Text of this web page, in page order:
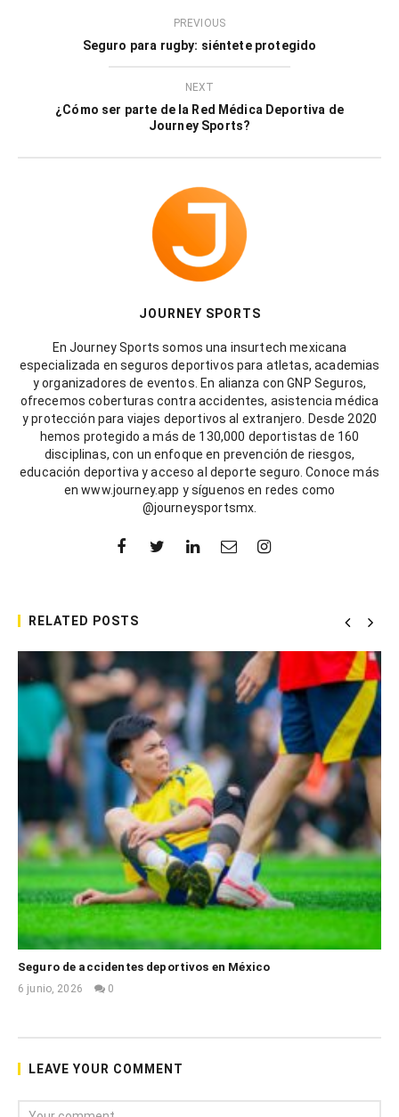
PREVIOUS
Seguro para rugby: siéntete protegido
NEXT
¿Cómo ser parte de la Red Médica Deportiva de
Journey Sports?
JOURNEY SPORTS
En Journey Sports somos una insurtech mexicana
especializada en seguros deportivos para atletas, academias
y organizadores de eventos. En alianza con GNP Seguros,
ofrecemos coberturas contra accidentes, asistencia médica
y protección para viajes deportivos al extranjero. Desde 2020
hemos protegido a más de 130,000 deportistas de 160
disciplinas, con un enfoque en prevención de riesgos,
educación deportiva y acceso al deporte seguro. Conoce más
en www.journey.app y síguenos en redes como
@journeysportsmx.
RELATED POSTS
Seguro de accidentes deportivos en México
6 junio, 2026
0
LEAVE YOUR COMMENT